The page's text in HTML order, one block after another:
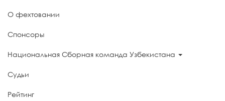
О фехтовании
Спонсоры
Национальная Сборная команда Узбекистана
Судьи
Рейтинг